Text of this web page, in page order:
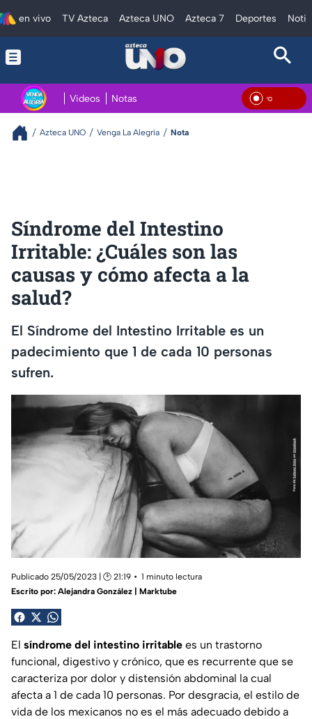
en vivo TV Azteca Azteca UNO Azteca 7 Deportes
Videos Notas En
Azteca UNO Venga La Alegría Nota
Síndrome del Intestino
Irritable: ¿Cuáles son las
causas y cómo afecta a la
salud?
El Síndrome del Intestino Irritable es un
padecimiento que 1 de cada 10 personas
sufren.
Publicado 25/05/2023 | 🕑 21:19
1 minuto lectura
Escrito por: Alejandra González | Marktube
El síndrome del intestino irritable es un trastorno
funcional, digestivo y crónico, que es recurrente que se
caracteriza por dolor y distensión abdominal la cual
afecta a 1 de cada 10 personas. Por desgracia, el estilo de
vida de los mexicanos no es el más adecuado debido a